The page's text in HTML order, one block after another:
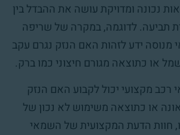
נכונה ומדויקת עושה את ההבדל בין
תביעה. לדוגמה, במקרה של שריפה
מנוסה ידע לזהות האם הנזק נגרם עקב
או כתוצאה מגורם חיצוני כמו ברק.
מקצועי יכול לקבוע האם הנזק
או כתוצאה משימוש לא נכון של
חוות הדעת המקצועית של השמאי